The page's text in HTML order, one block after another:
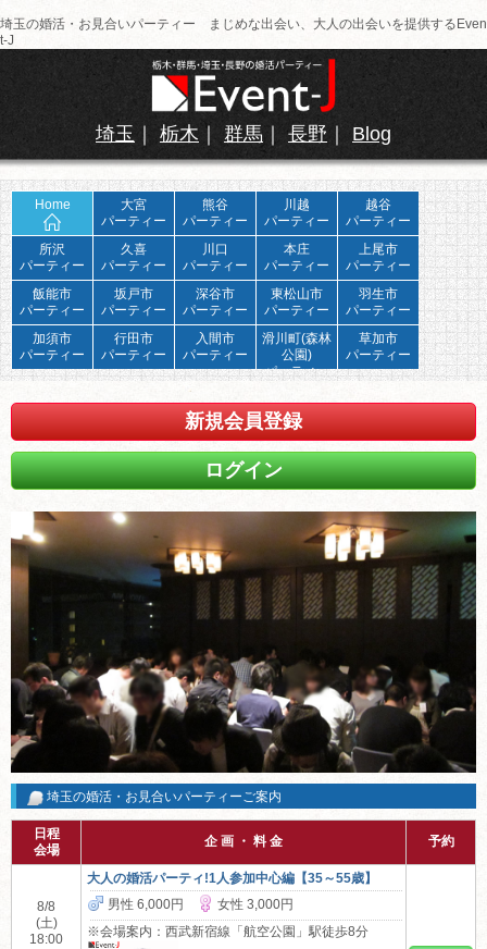
埼玉の婚活・お見合いパーティー まじめな出会い、大人の出会いを提供するEven
t-J
埼玉 ｜ 栃木 ｜ 群馬 ｜ 長野 ｜ Blog
Home
大宮
パーティー
熊谷
パーティー
川越
パーティー
越谷
パーティー
所沢
パーティー
久喜
パーティー
川口
パーティー
本庄
パーティー
上尾市
パーティー
飯能市
パーティー
坂戸市
パーティー
深谷市
パーティー
東松山市
パーティー
羽生市
パーティー
加須市
パーティー
行田市
パーティー
入間市
パーティー
滑川町(森林
公園)
パーティー
草加市
パーティー
新規会員登録
ログイン
埼玉の婚活・お見合いパーティーご案内
日程
会場
企 画 ・ 料 金 予約
8/8
(土)
18:00
大人の婚活パーティ!1人参加中心編【35～55歳】
男性 6,000円
女性 3,000円
※会場案内：西武新宿線「航空公園」駅徒歩8分